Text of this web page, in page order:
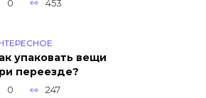
0 453
упаковать вещи
переезде?
0 247